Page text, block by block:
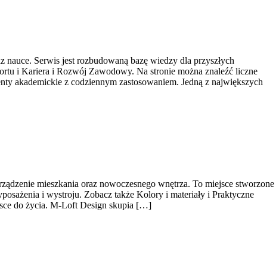
Serwis jest rozbudowaną bazę wiedzy dla przyszłych
i Kariera i Rozwój Zawodowy. Na stronie można znaleźć liczne
akademickie z codziennym zastosowaniem. Jedną z największych
mieszkania oraz nowoczesnego wnętrza. To miejsce stworzone
i wystroju. Zobacz także Kolory i materiały i Praktyczne
do życia. M-Loft Design skupia […]